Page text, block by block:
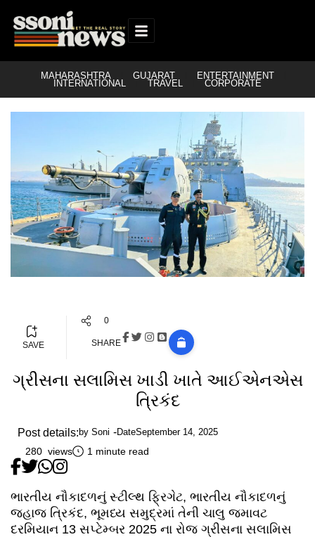
MAHARASHTRA GUJARAT ENTERTAINMENT
INTERNATIONAL TRAVEL CORPORATE
SAVE
0
SHARE
ગ્રીસના સલામિસ ખાડી ખાતે આઈએનએસ
ત્રિકંદ
Post details: by Soni DateSeptember 14, 2025
280 views 1 minute read
ભારતીય નૌકાદળનું સ્ટીલ્થ ફ્રિગેટ, ભારતીય નૌકાદળનું
જહાજ ત્રિકંદ, ભૂમધ્ય સમુદ્રમાં તેની ચાલુ જમાવટ
દરમિયાન 13 સપ્ટેમ્બર 2025 ના રોજ ગ્રીસના સલામિસ